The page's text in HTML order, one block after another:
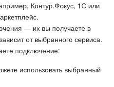
Контур.Фокус, 1С или
— их вы получаете в
от выбранного сервиса.
подключение:
использовать выбранный